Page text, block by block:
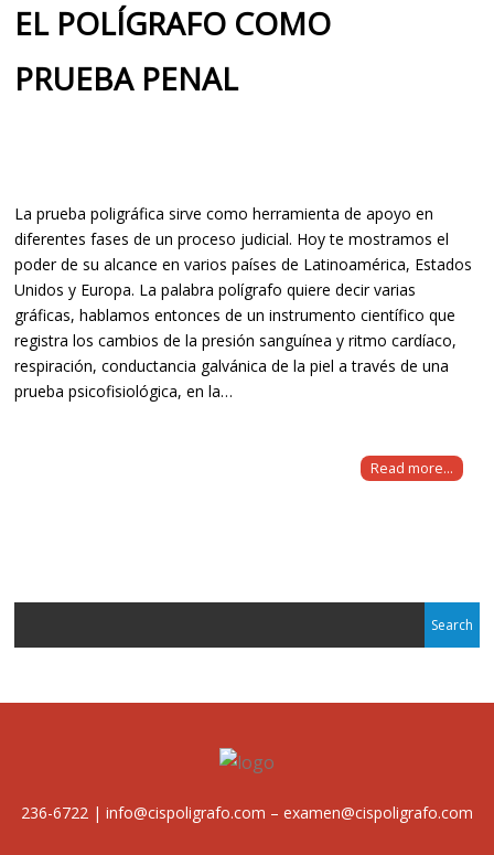
CONTÁCTENOS
EL POLÍGRAFO COMO
PRUEBA PENAL
La prueba poligráfica sirve como herramienta de apoyo en
diferentes fases de un proceso judicial. Hoy te mostramos el
poder de su alcance en varios países de Latinoamérica, Estados
Unidos y Europa. La palabra polígrafo quiere decir varias
gráficas, hablamos entonces de un instrumento científico que
registra los cambios de la presión sanguínea y ritmo cardíaco,
respiración, conductancia galvánica de la piel a través de una
prueba psicofisiológica, en la…
Read more...
236-6722 | info@cispoligrafo.com – examen@cispoligrafo.com